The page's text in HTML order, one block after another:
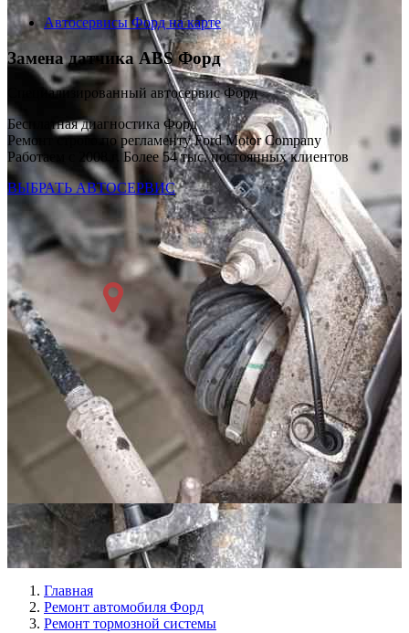
Автосервисы Форд на карте
Замена датчика ABSФорд
Специализированный автосервис Форд
Бесплатная диагностика Форд
Ремонт строго по регламенту Ford Motor Company
Работаем с 2008 г. Более 54 тыс. постоянных клиентов
ВЫБРАТЬ АВТОСЕРВИС
Главная
Ремонт автомобиля Форд
Ремонт тормозной системы